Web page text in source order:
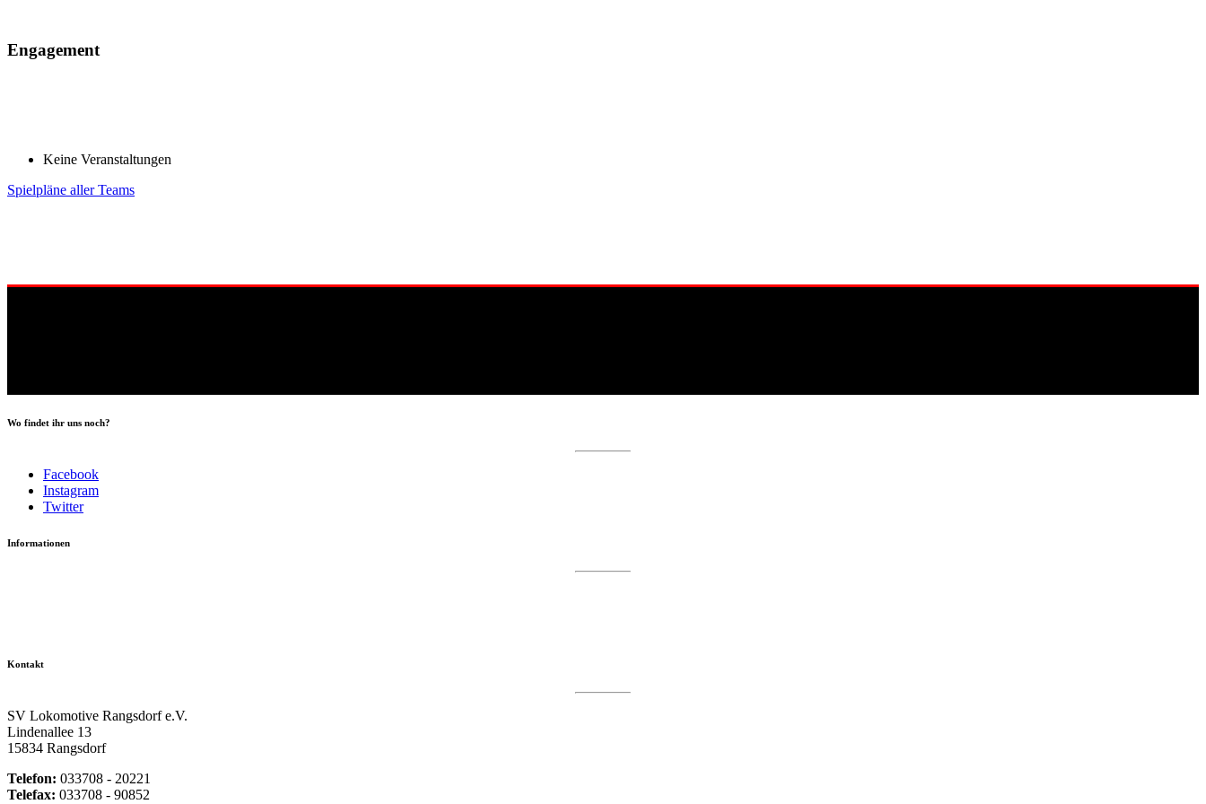
Engagement
Keine Veranstaltungen
Spielpläne aller Teams
Wo findet ihr uns noch?
Facebook
Instagram
Twitter
Informationen
Kontakt
SV Lokomotive Rangsdorf e.V.
Lindenallee 13
15834 Rangsdorf
Telefon: 033708 - 20221
Telefax: 033708 - 90852